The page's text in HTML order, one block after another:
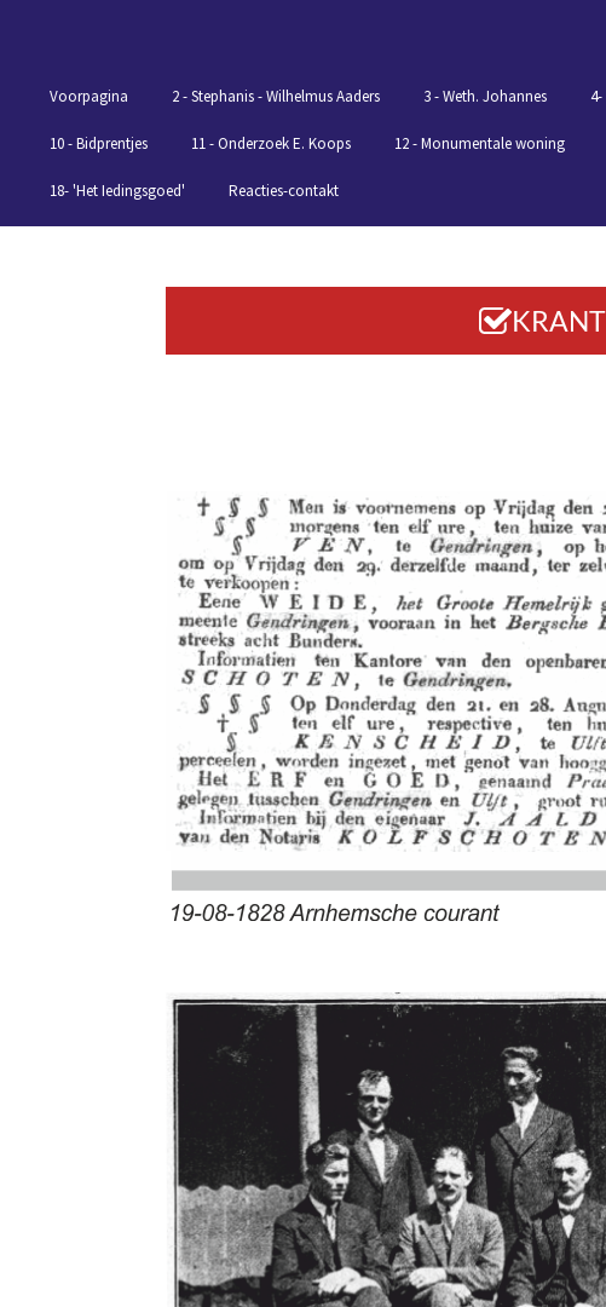
hoofdinhoud
Voorpagina 2 - Stephanis - Wilhelmus Aaders 3 - Weth. Johannes 4-
10 - Bidprentjes 11 - Onderzoek E. Koops 12 - Monumentale woning
18- 'Het Iedingsgoed' Reacties-contakt